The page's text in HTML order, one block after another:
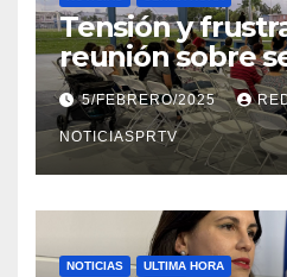
Tensión y
reunión sobre
Reparto
5/FEBRERO/2025
NOTICIASPRTV
NOTICIAS ULTIMA HORA